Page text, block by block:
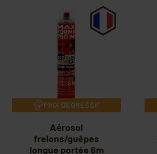
PRIX DEGRESSIF
Aérosol
frelons/guêpes
longue portée 6m